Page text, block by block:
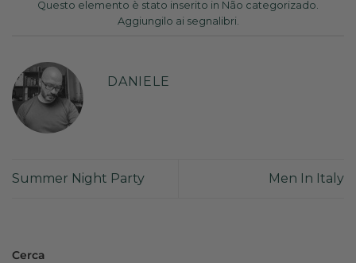
Questo elemento è stato inserito in Não categorizado
Aggiungilo ai segnalibri
DANIELE
Summer Night Party Men In Italy
Cerca